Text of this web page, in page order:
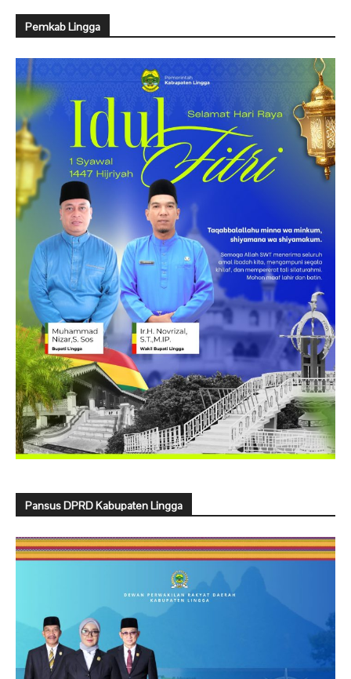
Pemkab Lingga
Pansus DPRD Kabupaten Lingga